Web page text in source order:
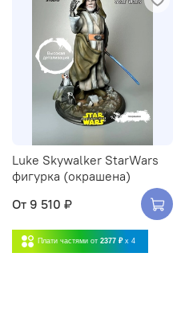
Luke Skywalker StarWars
фигурка (окрашена)
От 9 510 ₽
Плати частями от 2377 ₽ x 4